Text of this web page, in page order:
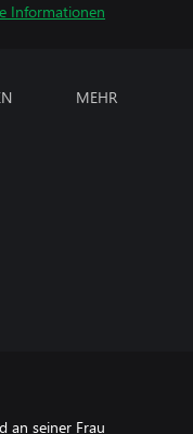
Informationen
MEHR
an seiner Frau